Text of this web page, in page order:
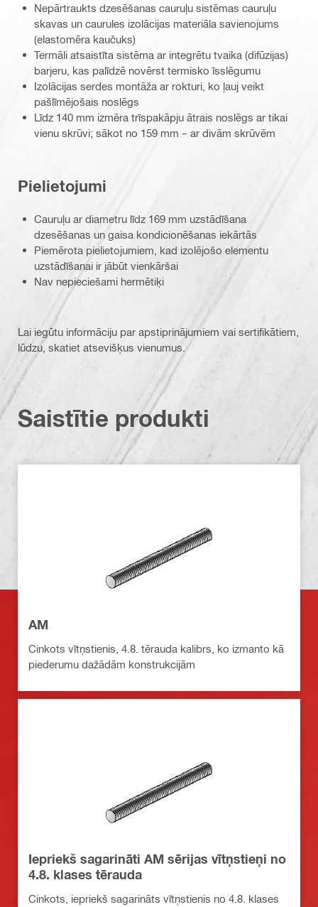
Nepārtraukts dzesēšanas cauruļu sistēmas cauruļu
skavas un caurules izolācijas materiāla savienojums
(elastomēra kaučuks)
Termāli atsaistīta sistēma ar integrētu tvaika (difūzijas)
barjeru, kas palīdzē novērst termisko īsslēgumu
Izolācijas serdes montāža ar rokturi, ko ļauj veikt
pašlīmējošais noslēgs
Līdz 140 mm izmēra trīspakāpju ātrais noslēgs ar tikai
vienu skrūvi; sākot no 159 mm – ar divām skrūvēm
Pielietojumi
Cauruļu ar diametru līdz 169 mm uzstādīšana
dzesēšanas un gaisa kondicionēšanas iekārtās
Piemērota pielietojumiem, kad izolējošo elementu
uzstādīšanai ir jābūt vienkāršai
Nav nepieciešami hermētiķi
Lai iegūtu informāciju par apstiprinājumiem vai sertifikātiem,
lūdzu, skatiet atsevišķus vienumus.
Saistītie produkti
AM
Cinkots vītņstienis, 4.8. tērauda kalibrs, ko izmanto kā
piederumu dažādām konstrukcijām
Iepriekš sagarināti AM sērijas vītņstieņi no
4.8. klases tērauda
Cinkots, iepriekš sagarināts vītņstienis no 4.8. klases